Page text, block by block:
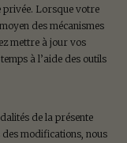
privée. Lorsque votre
des mécanismes
mettre à jour vos
à l’aide des outils
de la présente
modifications, nous